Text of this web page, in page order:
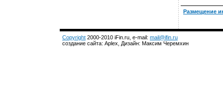
Размещение
Copyright 2000-2010 iFin.ru, e-mail: mail@ifin.ru
создание сайта: Aplex, Дизайн: Максим Черемхин